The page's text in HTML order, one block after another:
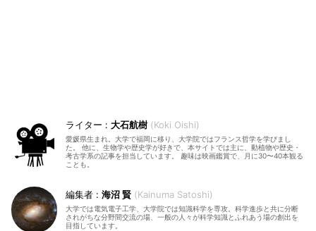
大石航樹 Koki Oishi
愛媛県生まれ。大学で福岡に移り、大学院ではフランス哲学を学びまし
た。 他に、生物学や歴史学が好きで、本サイトでは主に、動植物や歴史・
考古学系の記事を担当しています。 趣味は映画鑑賞で、月に30〜40本観る
ことも。
海沼 賢 Kainuma Satoshi
大学では電気電子工学、大学院では知識科学を専攻。科学進歩と共に分断
されがちな分野間交流の場、一般の人々が科学知識とふれあう場の創出を
目指しています。